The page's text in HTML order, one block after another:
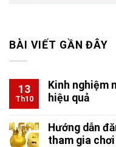
BÀI VIẾT GẦN ĐÂY
13
Th10
Kinh nghiệm
hiệu quả
Hướng dẫn
tham gia